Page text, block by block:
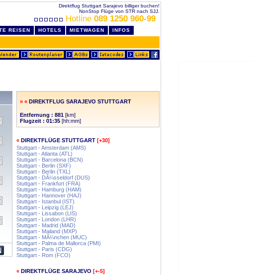
Direktflug Stuttgart Sarajevo billiger buchen!
NonStop Flüge von STR nach SJJ.
Hotline 089 1250 960-99
REISEN HOTELS MIETWAGEN INFOS
» « DIREKTFLUG SARAJEVO STUTTGART
Entfernung : 881 [km]
Flugzeit : 01:35 [hh:mm]
« DIREKTFLÜGE STUTTGART [+30]
Stuttgart - Amsterdam (AMS)
Stuttgart - Atlanta (ATL)
Stuttgart - Barcelona (BCN)
Stuttgart - Berlin (SXF)
Stuttgart - Berlin (TXL)
Stuttgart - DÃ¼sseldorf (DUS)
Stuttgart - Frankfurt (FRA)
Stuttgart - Hamburg (HAM)
Stuttgart - Hannover (HAJ)
Stuttgart - Istanbul (IST)
Stuttgart - Leipzig (LEJ)
Stuttgart - Lissabon (LIS)
Stuttgart - London (LHR)
Stuttgart - Madrid (MAD)
Stuttgart - Mailand (MXP)
Stuttgart - MÃ¼nchen (MUC)
Stuttgart - Palma de Mallorca (PMI)
Stuttgart - Paris (CDG)
Stuttgart - Rom (FCO)
« DIREKTFLÜGE SARAJEVO [+-5]